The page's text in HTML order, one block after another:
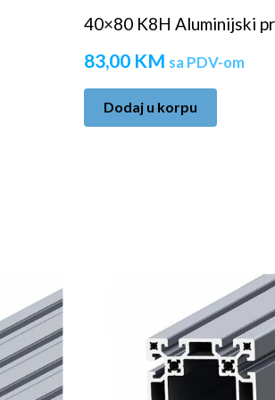
40×80 K8H Aluminijski
83,00 KM sa PDV-om
Dodaj u korpu